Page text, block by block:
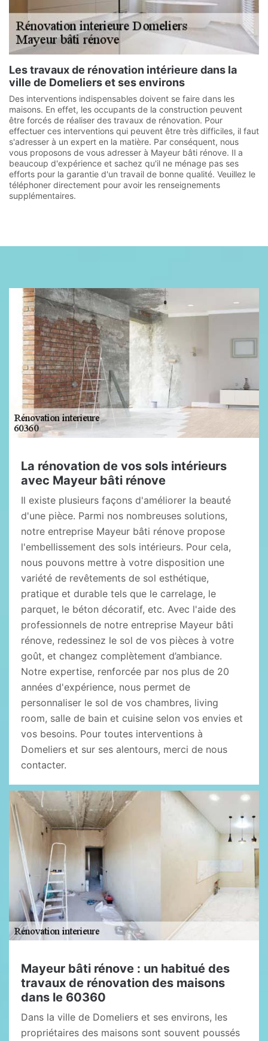
Les travaux de rénovation intérieure dans la
ville de Domeliers et ses environs
Des interventions indispensables doivent se faire dans les
maisons. En effet, les occupants de la construction peuvent
être forcés de réaliser des travaux de rénovation. Pour
effectuer ces interventions qui peuvent être très difficiles, il faut
s'adresser à un expert en la matière. Par conséquent, nous
vous proposons de vous adresser à Mayeur bâti rénove. Il a
beaucoup d'expérience et sachez qu'il ne ménage pas ses
efforts pour la garantie d'un travail de bonne qualité. Veuillez le
téléphoner directement pour avoir les renseignements
supplémentaires.
La rénovation de vos sols intérieurs
avec Mayeur bâti rénove
Il existe plusieurs façons d'améliorer la beauté
d'une pièce. Parmi nos nombreuses solutions,
notre entreprise Mayeur bâti rénove propose
l'embellissement des sols intérieurs. Pour cela,
nous pouvons mettre à votre disposition une
variété de revêtements de sol esthétique,
pratique et durable tels que le carrelage, le
parquet, le béton décoratif, etc. Avec l'aide des
professionnels de notre entreprise Mayeur bâti
rénove, redessinez le sol de vos pièces à votre
goût, et changez complètement d’ambiance.
Notre expertise, renforcée par nos plus de 20
années d'expérience, nous permet de
personnaliser le sol de vos chambres, living
room, salle de bain et cuisine selon vos envies et
vos besoins. Pour toutes interventions à
Domeliers et sur ses alentours, merci de nous
contacter.
Mayeur bâti rénove : un habitué des
travaux de rénovation des maisons
dans le 60360
Dans la ville de Domeliers et ses environs, les
propriétaires des maisons sont souvent poussés